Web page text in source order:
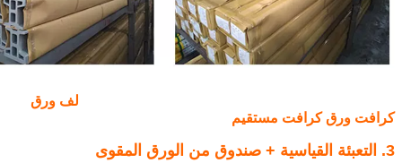
لف ورق
كرافت ورق كرافت مستقيم
3. التعبئة القياسية + صندوق من الورق المقوى